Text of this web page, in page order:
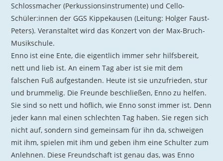
Schlossmacher (Perkussionsinstrumente) und Cello-
Schüler:innen der GGS Kippekausen (Leitung: Holger Faust-
Peters). Veranstaltet wird das Konzert von der Max-Bruch-
Musikschule.
Enno ist eine Ente, die eigentlich immer sehr hilfsbereit,
nett und lieb ist. An einem Tag aber ist sie mit dem
falschen Fuß aufgestanden. Heute ist sie unzufrieden, stur
und brummelig. Die Freunde beschließen, Enno zu helfen.
Sie sind so nett und höflich, wie Enno sonst immer ist. Denn
jeder kann mal einen schlechten Tag haben. Sie regen sich
nicht auf, sondern sind gemeinsam für ihn da, schweigen
mit ihm, spielen mit ihm und geben ihm eine Schulter zum
Anlehnen. Diese Freundschaft ist genau das, was Enno